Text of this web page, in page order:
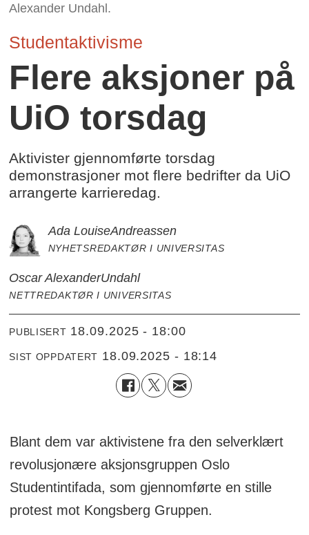
Alexander Undahl.
Studentaktivisme
Flere aksjoner på
UiO torsdag
Aktivister gjennomførte torsdag
demonstrasjoner mot flere bedrifter da UiO
arrangerte karrieredag.
Ada LouiseAndreassen
NYHETSREDAKTØR I UNIVERSITAS
Oscar AlexanderUndahl
NETTREDAKTØR I UNIVERSITAS
PUBLISERT 18.09.2025 - 18:00
SIST OPPDATERT 18.09.2025 - 18:14
Blant dem var aktivistene fra den selverklært
revolusjonære aksjonsgruppen Oslo
Studentintifada, som gjennomførte en stille
protest mot Kongsberg Gruppen.